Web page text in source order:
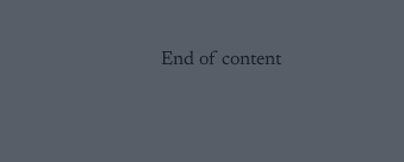
End of content